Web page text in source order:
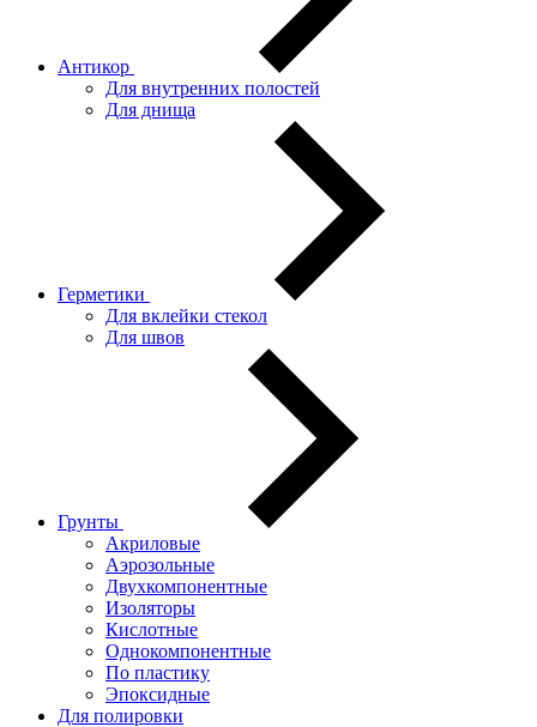
Антикор
Для внутренних полостей
Для днища
Герметики
Для вклейки стекол
Для швов
Грунты
Акриловые
Аэрозольные
Двухкомпонентные
Изоляторы
Кислотные
Однокомпонентные
По пластику
Эпоксидные
Для полировки